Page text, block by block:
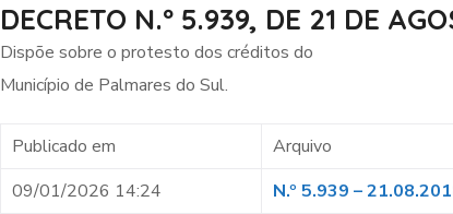
DECRETO N.º 5.939, DE 21 DE
Dispõe sobre o protesto dos créditos do
Município de Palmares do Sul.
Publicado em Arquivo
09/01/2026 14:24
N.º 5.939 –